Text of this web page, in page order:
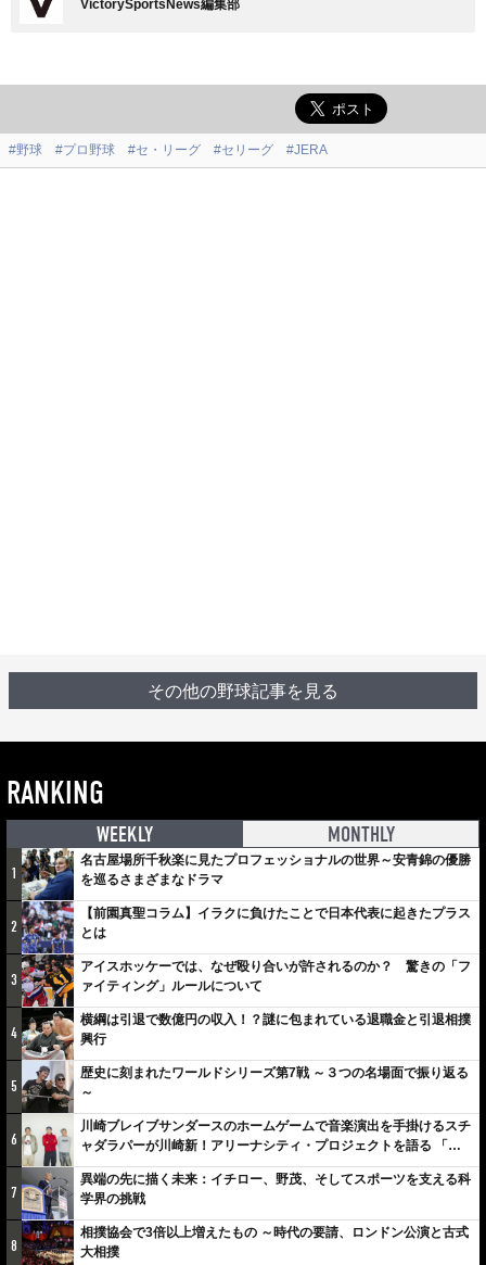
VictorySportsNews編集部
#野球 #プロ野球 #セ・リーグ #セリーグ #JERA
その他の野球記事を見る
RANKING
WEEKLY MONTHLY
1
名古屋場所千秋楽に見たプロフェッショナルの世界～安青錦の優勝
を巡るさまざまなドラマ
2
【前園真聖コラム】イラクに負けたことで日本代表に起きたプラス
とは
3
アイスホッケーでは、なぜ殴り合いが許されるのか？ 驚きの「フ
ァイティング」ルールについて
4
横綱は引退で数億円の収入！？謎に包まれている退職金と引退相撲
興行
5
歴史に刻まれたワールドシリーズ第7戦 ～３つの名場面で振り返る
～
6
川崎ブレイブサンダースのホームゲームで音楽演出を手掛けるスチ
ャダラパーが川崎新！アリーナシティ・プロジェクトを語る 「楽
しみでしかないでしょ。川崎は、ずっと成長曲線だから」
7
異端の先に描く未来：イチロー、野茂、そしてスポーツを支える科
学界の挑戦
8
相撲協会で3倍以上増えたもの ～時代の要請、ロンドン公演と古式
大相撲